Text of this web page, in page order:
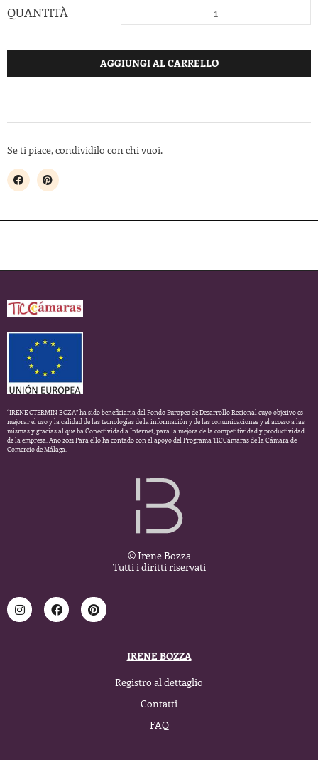
QUANTITÀ
AGGIUNGI AL CARRELLO
Se ti piace, condividilo con chi vuoi.
“IRENE OTERMIN BOZA” ha sido beneficiaria del Fondo Europeo de Desarrollo Regional cuyo objetivo es
mejorar el uso y la calidad de las tecnologías de la información y de las comunicaciones y el acceso a las
mismas y gracias al que ha Conectividad a Internet, para la mejora de la competitividad y productividad
de la empresa. Año 2021 Para ello ha contado con el apoyo del Programa TICCámaras de la Cámara de
Comercio de Málaga.
© Irene Bozza
Tutti i diritti riservati
IRENE BOZZA
Registro al dettaglio
Contatti
FAQ